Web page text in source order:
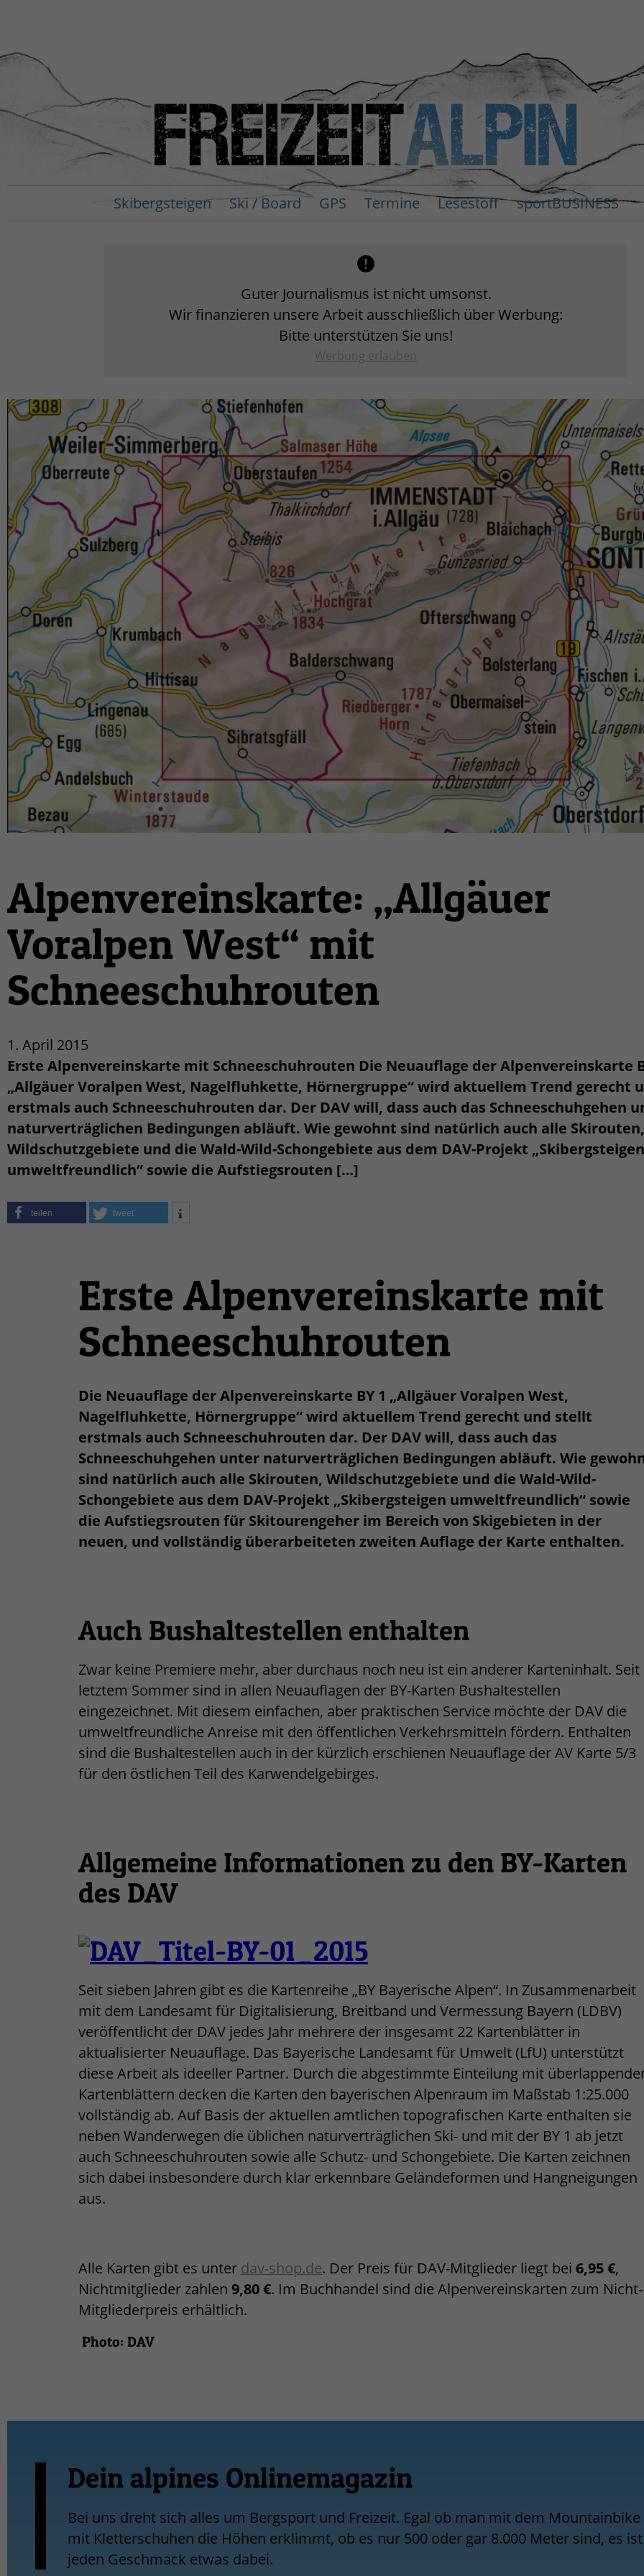
Skibergsteigen Ski / Board GPS Termine Lesestoff sportBUSINESS
Guter Journalismus ist nicht umsonst.
Wir finanzieren unsere Arbeit ausschließlich über Werbung:
Bitte unterstützen Sie uns!
Werbung erlauben
Alpenvereinskarte: „Allgäuer
Voralpen West“ mit
Schneeschuhrouten
1. April 2015
Erste Alpenvereinskarte mit Schneeschuhrouten Die Neuauflage der Alpenvereinskarte
„Allgäuer Voralpen West, Nagelfluhkette, Hörnergruppe“ wird aktuellem Trend gerecht
erstmals auch Schneeschuhrouten dar. Der DAV will, dass auch das Schneeschuhgehen
naturverträglichen Bedingungen abläuft. Wie gewohnt sind natürlich auch alle Skirouten,
Wildschutzgebiete und die Wald-Wild-Schongebiete aus dem DAV-Projekt „Skibergsteigen
umweltfreundlich“ sowie die Aufstiegsrouten […]
teilen tweet
Erste Alpenvereinskarte mit
Schneeschuhrouten
Die Neuauflage der Alpenvereinskarte BY 1 „Allgäuer Voralpen West,
Nagelfluhkette, Hörnergruppe“ wird aktuellem Trend gerecht und stellt
erstmals auch Schneeschuhrouten dar. Der DAV will, dass auch das
Schneeschuhgehen unter naturverträglichen Bedingungen abläuft. Wie
sind natürlich auch alle Skirouten, Wildschutzgebiete und die Wald-Wild-
Schongebiete aus dem DAV-Projekt „Skibergsteigen umweltfreundlich“ sowie
die Aufstiegsrouten für Skitourengeher im Bereich von Skigebieten in der
neuen, und vollständig überarbeiteten zweiten Auflage der Karte enthalten.
Auch Bushaltestellen enthalten
Zwar keine Premiere mehr, aber durchaus noch neu ist ein anderer Karteninhalt. Seit
letztem Sommer sind in allen Neuauflagen der BY-Karten Bushaltestellen
eingezeichnet. Mit diesem einfachen, aber praktischen Service möchte der DAV die
umweltfreundliche Anreise mit den öffentlichen Verkehrsmitteln fördern. Enthalten
sind die Bushaltestellen auch in der kürzlich erschienen Neuauflage der AV Karte 5/3
für den östlichen Teil des Karwendelgebirges.
Allgemeine Informationen zu den BY-Karten
des DAV
Seit sieben Jahren gibt es die Kartenreihe „BY Bayerische Alpen“. In Zusammenarbeit
mit dem Landesamt für Digitalisierung, Breitband und Vermessung Bayern (LDBV)
veröffentlicht der DAV jedes Jahr mehrere der insgesamt 22 Kartenblätter in
aktualisierter Neuauflage. Das Bayerische Landesamt für Umwelt (LfU) unterstützt
diese Arbeit als ideeller Partner. Durch die abgestimmte Einteilung mit
Kartenblättern decken die Karten den bayerischen Alpenraum im Maßstab 1:25.000
vollständig ab. Auf Basis der aktuellen amtlichen topografischen Karte enthalten sie
neben Wanderwegen die üblichen naturverträglichen Ski- und mit der BY 1 ab jetzt
auch Schneeschuhrouten sowie alle Schutz- und Schongebiete. Die Karten zeichnen
sich dabei insbesondere durch klar erkennbare Geländeformen und Hangneigungen
aus.
Alle Karten gibt es unter dav-shop.de. Der Preis für DAV-Mitglieder liegt bei 6,95 €,
Nichtmitglieder zahlen 9,80 €. Im Buchhandel sind die Alpenvereinskarten zum Nicht-
Mitgliederpreis erhältlich.
Photo: DAV
Dein alpines Onlinemagazin
Bei uns dreht sich alles um Bergsport und Freizeit. Egal ob man mit dem
mit Kletterschuhen die Höhen erklimmt, ob es nur 500 oder gar 8.000 Meter sind, es
jeden Geschmack etwas dabei.